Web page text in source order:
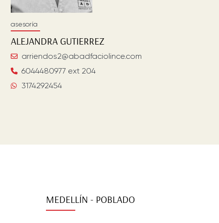
asesoría
ALEJANDRA GUTIERREZ
arriendos2@abadfaciolince.com
6044480977 ext 204
3174292454
MEDELLÍN - POBLADO